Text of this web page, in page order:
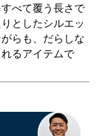
べて覆う長さで
としたシルエッ
らも、だらしな
るアイテムで